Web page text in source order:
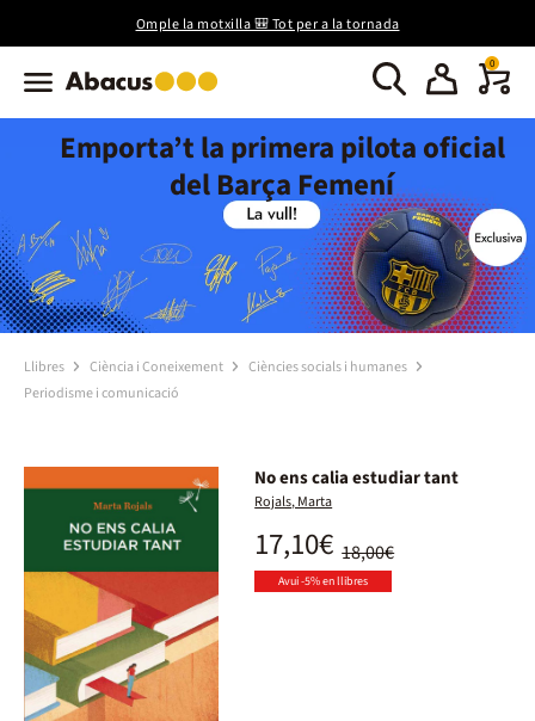
Omple la motxilla 🎒 Tot per a la tornada
0
Emporta’t la primera pilota oficial
del Barça Femení
Llibres Ciència i Coneixement
Ciències socials i humanes
Periodisme i comunicació
No ens calia estudiar tant
Rojals, Marta
18,00€
17,10€
Avui -5% en llibres